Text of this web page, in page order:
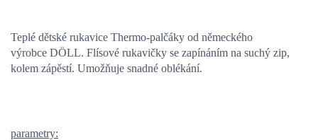
Teplé dětské rukavice Thermo-palčáky od německého
výrobce DÖLL. Flísové rukavičky se zapínáním na suchý zip,
kolem zápěstí. Umožňuje snadné oblékání.
parametry: